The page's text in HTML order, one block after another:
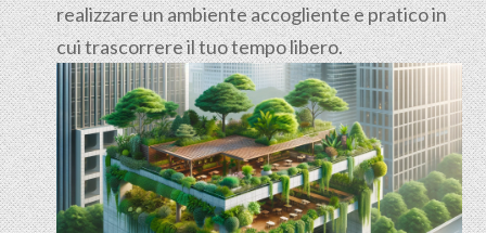
realizzare un ambiente accogliente e pratico in
cui trascorrere il tuo tempo libero.